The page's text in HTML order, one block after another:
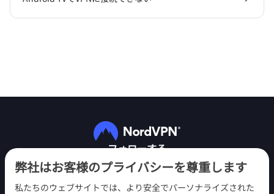
弊社はお客様のプライバシーを尊重します
私たちのウェブサイトでは、より安全でパーソナライズされた
フォローする